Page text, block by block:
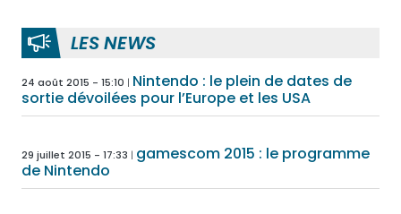
LES NEWS
24 août 2015 - 15:10
Nintendo : le plein de dates de
sortie dévoilées pour l’Europe et les USA
29 juillet 2015 - 17:33
gamescom 2015 : le programme
de Nintendo